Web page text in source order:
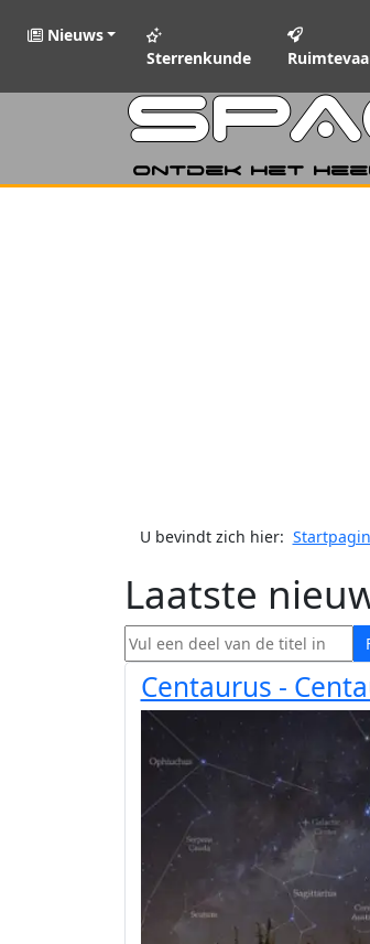
Nieuws
Sterrenkunde
Ontdek het
U bevindt zich hier:
Laatste
Vul een deel van de titel in
Centaurus -